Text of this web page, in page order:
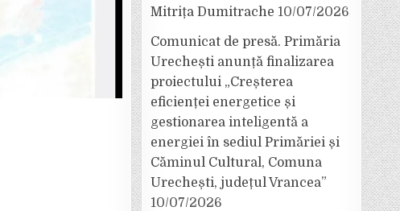
Mitrița Dumitrache 10/07/2026
Comunicat de presă. Primăria
Urechești anunță finalizarea
proiectului „Creșterea
eficienței energetice și
gestionarea inteligentă a
energiei în sediul Primăriei și
Căminul Cultural, Comuna
Urechești, județul Vrancea”
10/07/2026